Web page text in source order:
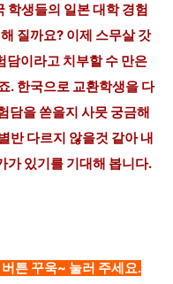
학생들의 일본 대학 경험
질까요? 이제 스무살 갓
담이라고 치부할 수 만은
. 한국으로 교환학생을 다
담을 쏟을지 사뭇 궁금해
반 다르지 않을것 같아 내
가 있기를 기대해 봅니다.
튼 꾸욱~ 눌러 주세요.